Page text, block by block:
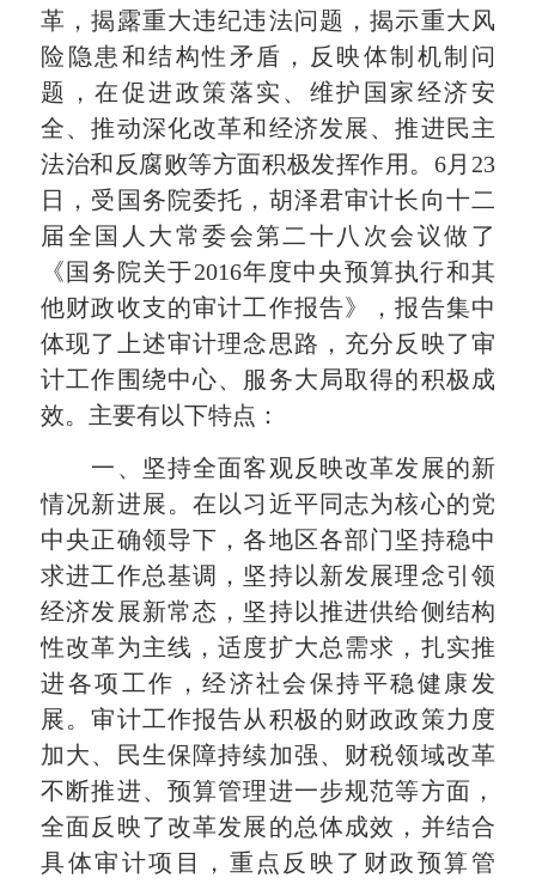
革，揭露重大违纪违法问题，揭示重大风
险隐患和结构性矛盾，反映体制机制问
题，在促进政策落实、维护国家经济安
全、推动深化改革和经济发展、推进民主
法治和反腐败等方面积极发挥作用。6月23
日，受国务院委托，胡泽君审计长向十二
届全国人大常委会第二十八次会议做了
《国务院关于2016年度中央预算执行和其
他财政收支的审计工作报告》，报告集中
体现了上述审计理念思路，充分反映了审
计工作围绕中心、服务大局取得的积极成
效。主要有以下特点：
一、坚持全面客观反映改革发展的新
情况新进展。在以习近平同志为核心的党
中央正确领导下，各地区各部门坚持稳中
求进工作总基调，坚持以新发展理念引领
经济发展新常态，坚持以推进供给侧结构
性改革为主线，适度扩大总需求，扎实推
进各项工作，经济社会保持平稳健康发
展。审计工作报告从积极的财政政策力度
加大、民生保障持续加强、财税领域改革
不断推进、预算管理进一步规范等方面，
全面反映了改革发展的总体成效，并结合
具体审计项目，重点反映了财政预算管